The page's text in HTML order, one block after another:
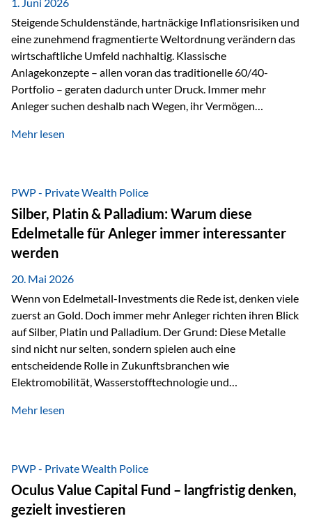
Dennoch sieht…
Steigende Schuldenstände, hartnäckige Inflationsrisiken und
eine zunehmend fragmentierte Weltordnung verändern das
wirtschaftliche Umfeld nachhaltig. Klassische
Anlagekonzepte – allen voran das traditionelle 60/40-
Portfolio – geraten dadurch unter Druck. Immer mehr
Anleger suchen deshalb nach Wegen, ihr Vermögen
Unsicherheit abzusichern. Genau hier rücken reale und
monetäre Rolle zurück Gold erlebt derzeit eine
bemerkenswerte Renaissance als monetärer Wertspeicher.
Treiber sind Rekordkäufe der Zentralbanken, geopolitische
Spannungen und ein schleichender Vertrauensverlust in
ungedeckte Papierwährungen. Wie groß dieser
Vertrauensverlust ausfällt, zeigt ein nüchterner
Mehr lesen
PWP - Private Wealth Police
Silber, Platin & Palladium: Warum diese
Edelmetalle für Anleger immer interessanter
werden
20. Mai 2026
Wenn von Edelmetall-Investments die Rede ist, denken viele
zuerst an Gold. Doch immer mehr Anleger richten ihren Blick
auf Silber, Platin und Palladium. Der Grund: Diese Metalle
sind nicht nur selten, sondern spielen auch eine
entscheidende Rolle in Zukunftsbranchen wie
Elektromobilität, Wasserstofftechnologie und
Faktoren für Investoren – begrenztes Angebot und
klassischer „Sicherheitsanker“ gilt, bieten Silber, Platin und
Palladium zusätzlich die Chance, von technologischen
Entwicklungen zu profitieren. Die Nachfrage entsteht nicht
nur durch Anleger, sondern vor allem durch die Industrie.
Mehr lesen
PWP - Private Wealth Police
Oculus Value Capital Fund – langfristig denken,
gezielt investieren